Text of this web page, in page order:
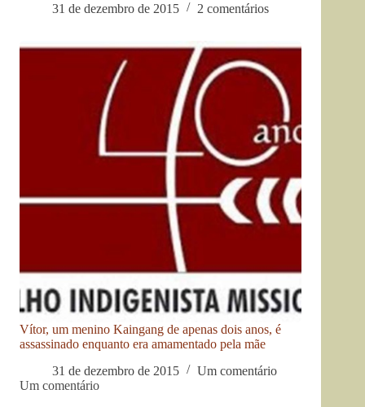
31 de dezembro de 2015
2 comentários
Vítor, um menino Kaingang de apenas dois anos, é
assassinado enquanto era amamentado pela mãe
31 de dezembro de 2015
Um comentário
Um comentário